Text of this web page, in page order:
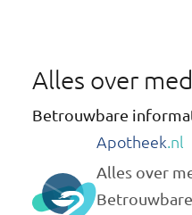
Alles over
Betrouwbare
Apotheek.nl
Alles over
Betrouwbare